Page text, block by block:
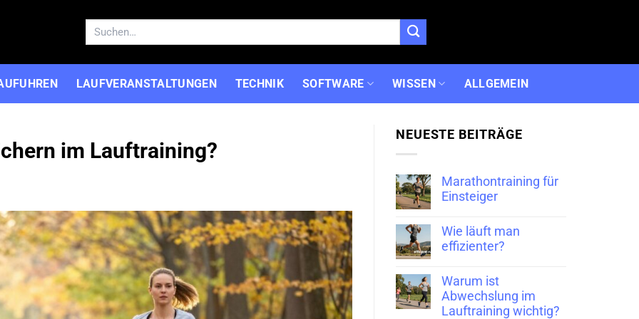
Suchen
LAUFVERANSTALTUNGEN TECHNIK SOFTWARE WISSEN ALLGEMEIN
im Lauftraining?
NEUESTE BEITRÄGE
Marathontraining für
Einsteiger
Wie läuft man
effizienter?
Warum ist
Abwechslung im
Lauftraining wichtig?